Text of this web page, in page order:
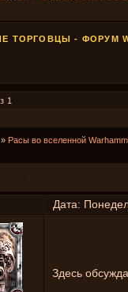
ТОРГОВЦЫ - ФОРУМ
1
» Расы во вселенной
Дата:
Здесь